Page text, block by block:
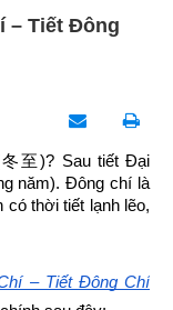
– Tiết Đông
冬至)? Sau tiết Đại
năm). Đông chí là
có thời tiết lạnh lẽo,
– Tiết Đông Chí